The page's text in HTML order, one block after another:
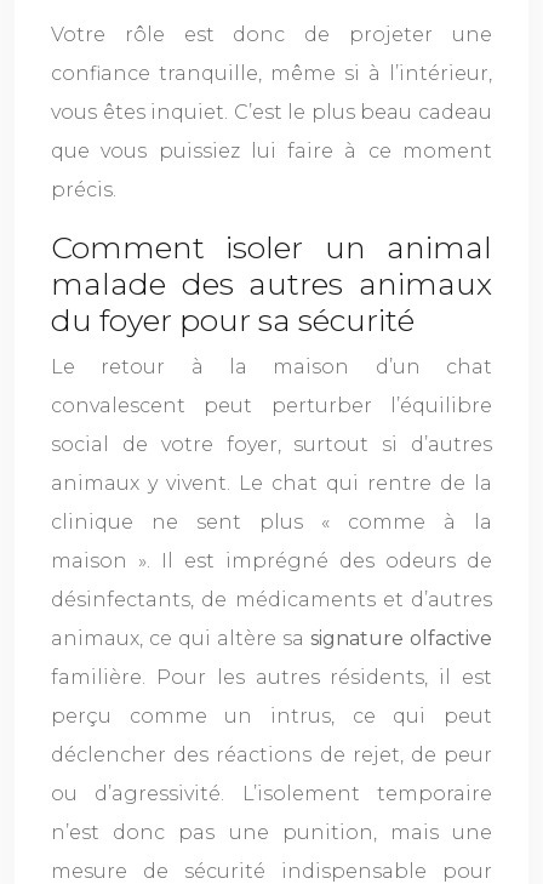
Votre rôle est donc de projeter une
confiance tranquille, même si à l’intérieur,
vous êtes inquiet. C’est le plus beau cadeau
que vous puissiez lui faire à ce moment
précis.
Comment isoler un animal
malade des autres animaux
du foyer pour sa sécurité
Le retour à la maison d’un chat
convalescent peut perturber l’équilibre
social de votre foyer, surtout si d’autres
animaux y vivent. Le chat qui rentre de la
clinique ne sent plus « comme à la
maison ». Il est imprégné des odeurs de
désinfectants, de médicaments et d’autres
animaux, ce qui altère sa signature olfactive
familière. Pour les autres résidents, il est
perçu comme un intrus, ce qui peut
déclencher des réactions de rejet, de peur
ou d’agressivité. L’isolement temporaire
n’est donc pas une punition, mais une
mesure de sécurité indispensable pour